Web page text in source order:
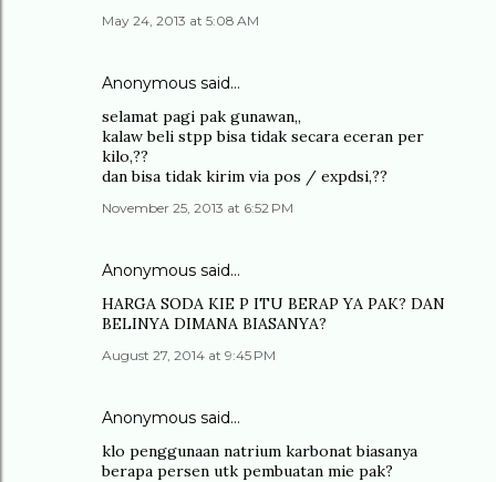
May 24, 2013 at 5:08 AM
Anonymous said…
selamat pagi pak gunawan,,
kalaw beli stpp bisa tidak secara eceran per
kilo,??
dan bisa tidak kirim via pos / expdsi,??
November 25, 2013 at 6:52 PM
Anonymous said…
HARGA SODA KIE P ITU BERAP YA PAK? DAN
BELINYA DIMANA BIASANYA?
August 27, 2014 at 9:45 PM
Anonymous said…
klo penggunaan natrium karbonat biasanya
berapa persen utk pembuatan mie pak?